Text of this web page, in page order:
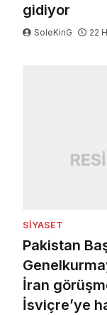
gidiyor
SoleKinG 22
SIYASET
Pakistan
İran
İsviçre’ye